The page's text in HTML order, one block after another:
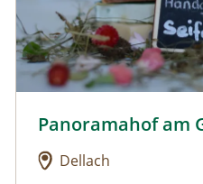
Urlaub am Bauernhof:
Panoramahof am
Dellach